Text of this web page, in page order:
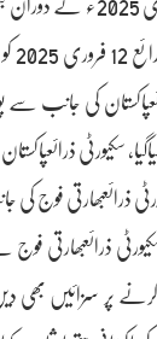
کی جانب سے
سکیورٹی
ذرائعبھارتی
کرنے پر سزائیں